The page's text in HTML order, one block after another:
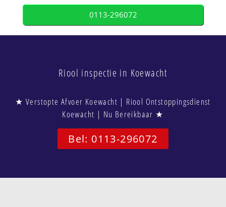
0113-296072
Riool inspectie in Koewacht
★ Verstopte Afvoer Koewacht | Riool Ontstoppingsdienst
Koewacht | Nu Bereikbaar ★
Bel: 0113-296072